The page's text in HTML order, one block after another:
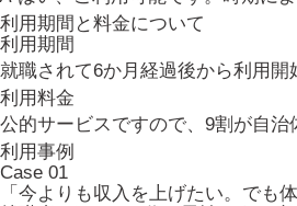
利用期間と料金について
利用期間
就職されて6か月経過後から利用
利用料金
公的サービスですので、9割が自
利用事例
Case 01
「今よりも収入を上げたい。でも